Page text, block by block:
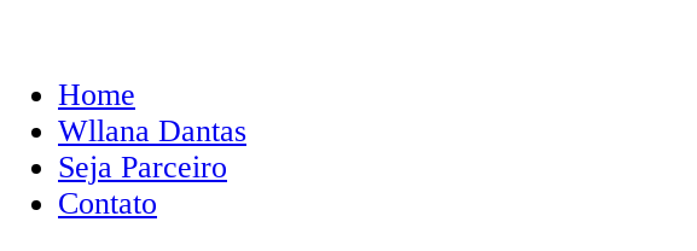
Home
Wllana Dantas
Seja Parceiro
Contato